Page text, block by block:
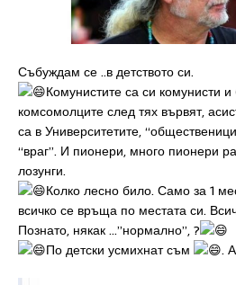
Събуждам се ..в детството си.
Комунистите са си комунисти
комсомолците след тях вървят,
са в Университетите,
“враг”. И пионери, много пионери
лозунги.
Колко лесно било. Само за 1
всичко се връща по местата си.
Познато, някак …”нормално”, ?
По детски усмихнат съм
.